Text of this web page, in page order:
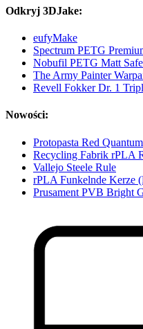
Odkryj 3DJake:
eufyMake
Spectrum PETG
Nobufil PETG Matt
The Army Painter
Revell Fokker Dr. 1
Nowości:
Protopasta Red
Recycling Fabrik rPLA
Vallejo Steele Rule
rPLA Funkelnde Kerze
Prusament PVB Bright